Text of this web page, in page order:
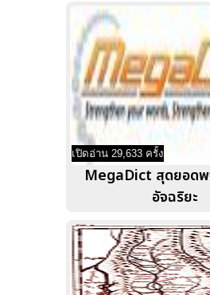
เปิดอ่าน 29,633 ครั้ง
MegaDict สุดยอด
อัจฉริยะ